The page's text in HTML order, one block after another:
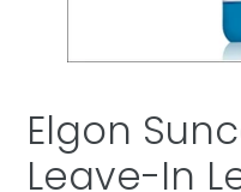
Elgon
Leave-In